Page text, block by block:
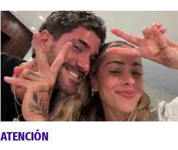
ATENCIÓN